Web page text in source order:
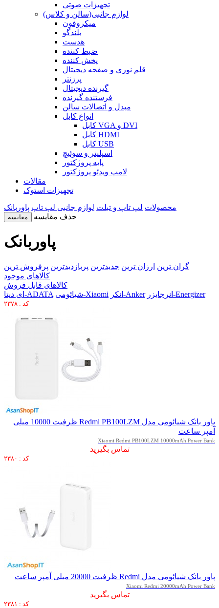
تجهیزات صوتی
لوازم جانبی(سالن و کلاس)
میکروفون
بلندگو
هدست
ضبط کننده
پخش کننده
قلم نوری و صفحه دیجیتال
پرزنتر
گیرنده دیجیتال
فرستنده گیرنده
مبدل و اتصالات سالن
انواع کابل
کابل VGA و DVI
کابل HDMI
کابل USB
اسپلیتر و سوئیچ
پایه پروژکتور
لامپ ویدئو پروژکتور
مقالات
تجهیزات استوک
محصولات لپ تاپ و تبلت لوازم جانبی لپ تاپ پاوربانک
مقایسه حذف مقایسه
پاوربانک
گران ترین ارزان ترین جدیدترین پربازدیدترین پرفروش ترین
کالاهای موجود
کالاهای قابل فروش
ای دیتا-ADATA
شیائومی-Xiaomi انکر-Anker انرجایزر-Energizer
کد : ۲۳۷۸
پاور بانک شیائومی مدل Redmi PB100LZM ظرفیت 10000 میلی
آمپر ساعت
Xiaomi Redmi PB100LZM 10000mAh Power Bank
تماس بگیرید
کد : ۲۳۸۰
پاور بانک شیائومی مدل Redmi ظرفیت 20000 میلی آمپر ساعت
Xiaomi Redmi 20000mAh Power Bank
تماس بگیرید
کد : ۲۳۸۱